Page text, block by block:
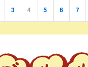
3 4 5 6 7